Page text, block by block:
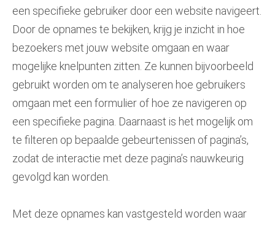
een specifieke gebruiker door een website navigeert.
Door de opnames te bekijken, krijg je inzicht in hoe
bezoekers met jouw website omgaan en waar
mogelijke knelpunten zitten. Ze kunnen bijvoorbeeld
gebruikt worden om te analyseren hoe gebruikers
omgaan met een formulier of hoe ze navigeren op
een specifieke pagina. Daarnaast is het mogelijk om
te filteren op bepaalde gebeurtenissen of pagina’s,
zodat de interactie met deze pagina’s nauwkeurig
gevolgd kan worden.
Met deze opnames kan vastgesteld worden waar